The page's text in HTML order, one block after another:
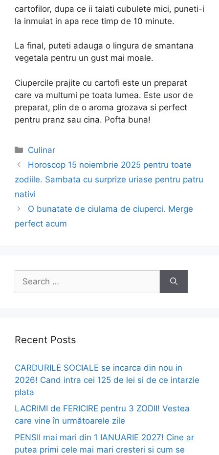
cartofilor, dupa ce ii taiati cubulete mici, puneti-i
la inmuiat in apa rece timp de 10 minute.
La final, puteti adauga o lingura de smantana
vegetala pentru un gust mai moale.
Ciupercile prajite cu cartofi este un preparat
care va multumi pe toata lumea. Este usor de
preparat, plin de o aroma grozava si perfect
pentru pranz sau cina. Pofta buna!
Categories
Culinar
Post
navigation
Horoscop 15 noiembrie 2025 pentru toate
zodiile. Sambata cu surprize uriase pentru patru
nativi
O bunatate de ciulama de ciuperci. Merge
perfect acum
for:
Recent Posts
CARDURILE SOCIALE se incarca din nou in
2026! Cand intra cei 125 de lei si de ce intarzie
plata
LACRIMI de FERICIRE pentru 3 ZODII! Vestea
care vine în următoarele zile
PENSII mai mari din 1 IANUARIE 2027! Cine ar
putea primi cele mai mari cresteri si cum se